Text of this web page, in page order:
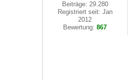
Beiträge: 29.280
Registriert seit: Jan
2012
Bewertung:867